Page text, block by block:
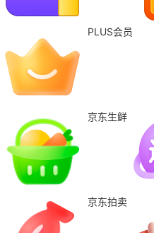
PLUS会员
京东生鲜
京东拍卖